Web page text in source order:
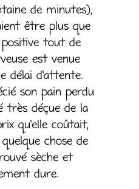
de minutes),
être plus que
positive tout de
est venue
délai d’attente.
son pain perdu
très déçue de la
qu’elle coûtait,
chose de
sèche et
dure.